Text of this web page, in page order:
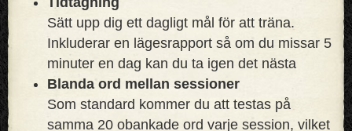
Sätt upp dig ett dagligt mål för att träna.
Inkluderar en lägesrapport så om du missar 5
minuter en dag kan du ta igen det nästa
Blanda ord mellan sessioner
Som standard kommer du att testas på
samma 20 obankade ord varje session, vilket